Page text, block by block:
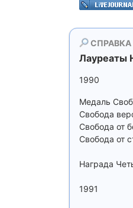
СПРАВКА
Лауреаты
1990
Медаль
Свобода
Свобода от
Свобода от
Награда
1991